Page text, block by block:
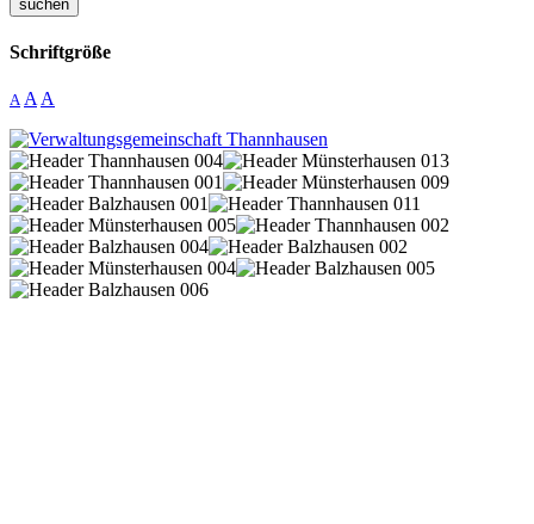
suchen
Schriftgröße
A A A